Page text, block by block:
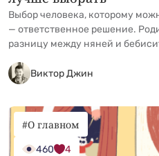
Выбор человека, которому
— ответственное решение.
разницу между няней и
формат работы. Если понятие
«бебиситтеры» появились в
выбрать подходящего
href="https://kidgu.ru/journal/
otlichiya/">Continued</a>
Виктор Джин
#О главном
460 4